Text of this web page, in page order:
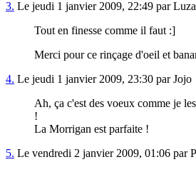
3. Le jeudi 1 janvier 2009, 22:49 par
Tout en finesse comme il faut :]
Merci pour ce rinçage d'oeil et
4. Le jeudi 1 janvier 2009, 23:30 par Jojo
Ah, ça c'est des voeux comme je
!
La Morrigan est parfaite !
5. Le vendredi 2 janvier 2009, 01:06 par